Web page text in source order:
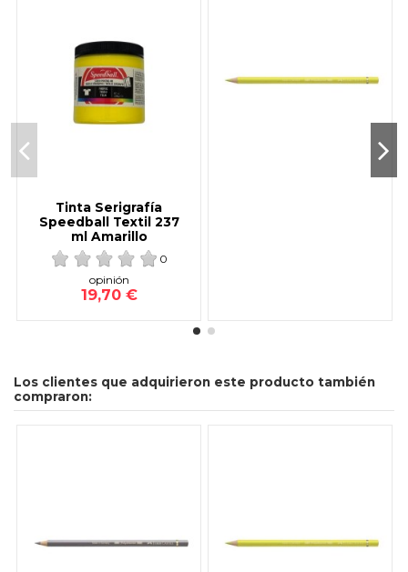
Tinta Serigrafía
Speedball Textil 237
ml Amarillo
0
opinión
19,70 €
Los clientes que adquirieron este producto también
compraron: